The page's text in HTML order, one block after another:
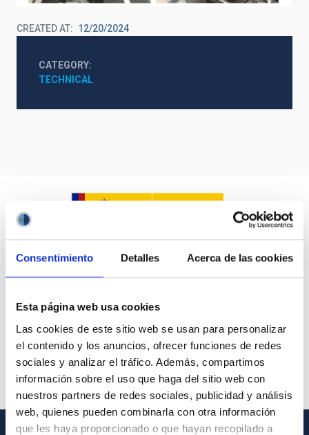
Consentimiento Detalles Acerca de las cookies
Esta página web usa cookies
Las cookies de este sitio web se usan para personalizar
el contenido y los anuncios, ofrecer funciones de redes
sociales y analizar el tráfico. Además, compartimos
información sobre el uso que haga del sitio web con
nuestros partners de redes sociales, publicidad y análisis
web, quienes pueden combinarla con otra información
que les haya proporcionado o que hayan recopilado a
CREATED AT 12/20/2024
CATEGORY
TECHNICAL